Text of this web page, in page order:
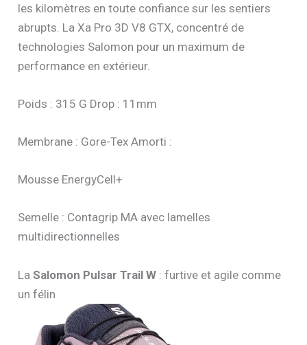
les kilomètres en toute confiance sur les sentiers
abrupts. La Xa Pro 3D V8 GTX, concentré de
technologies Salomon pour un maximum de
performance en extérieur.
Poids : 315 G Drop : 11mm
Membrane : Gore-Tex Amorti :
Mousse EnergyCell+
Semelle : Contagrip MA avec lamelles
multidirectionnelles
LaSalomon Pulsar Trail W : furtive et agile comme
un félin